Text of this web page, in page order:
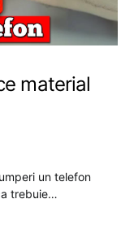
material
un telefon
trebuie…